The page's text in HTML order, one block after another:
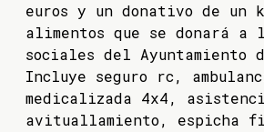
euros y un donativo de un
alimentos que se donará a
sociales del Ayuntamiento
Incluye seguro rc,
medicalizada 4x4,
avituallamiento, espicha